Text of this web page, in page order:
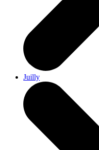
Juilly